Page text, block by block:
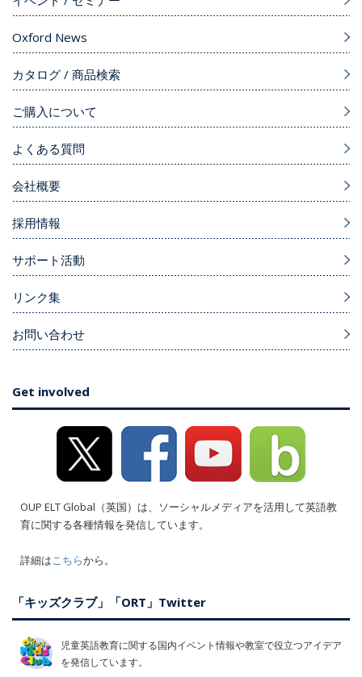
Oxford News
カタログ / 商品検索
ご購入について
よくある質問
会社概要
採用情報
サポート活動
リンク集
お問い合わせ
Get involved
OUP ELT Global（英国）は、ソーシャルメディアを活用して英語教
育に関する各種情報を発信しています。
詳細はこちらから。
「キッズクラブ」「ORT」Twitter
児童英語教育に関する国内イベント情報や教室で役立つアイデア
を発信しています。